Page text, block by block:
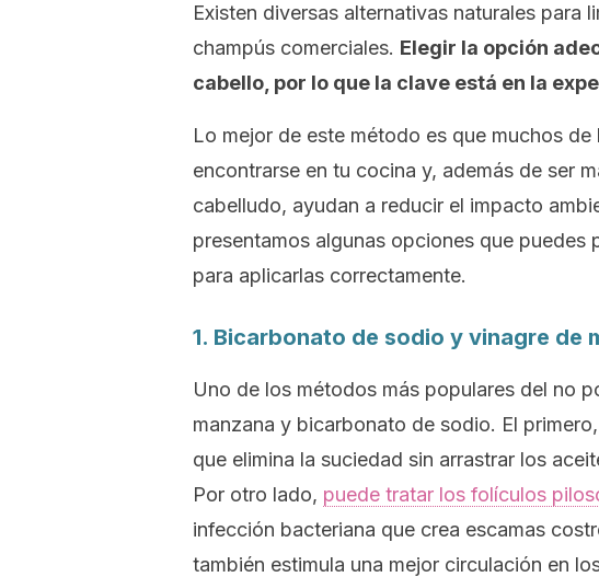
Existen diversas alternativas naturales para
champús comerciales. Elegir la opción
cabello, por lo que la clave está en la
Lo mejor de este método es que muchos
encontrarse en tu cocina y, además de ser
cabelludo, ayudan a reducir el impacto
presentamos algunas opciones que puedes
para aplicarlas correctamente.
1. Bicarbonato de sodio y vinagre de
Uno de los métodos más populares del no
manzana y bicarbonato de sodio. El
que elimina la suciedad sin arrastrar los
Por otro lado, puede tratar los folículos
infección bacteriana que crea escamas
también estimula una mejor circulación en